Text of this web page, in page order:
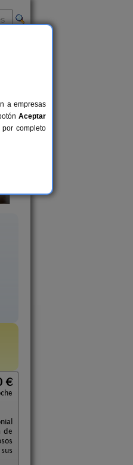
€
de
a empresas
Aceptar
completo